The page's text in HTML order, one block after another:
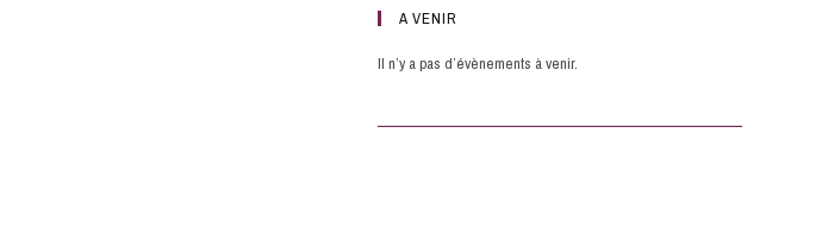
A VENIR
Il n’y a pas d’évènements à venir.